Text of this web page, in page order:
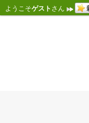
ようこそゲスト さん